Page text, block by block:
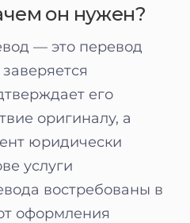
он нужен?
— это перевод
его
оригиналу, а
юридически
услуги
востребованы в
оформления